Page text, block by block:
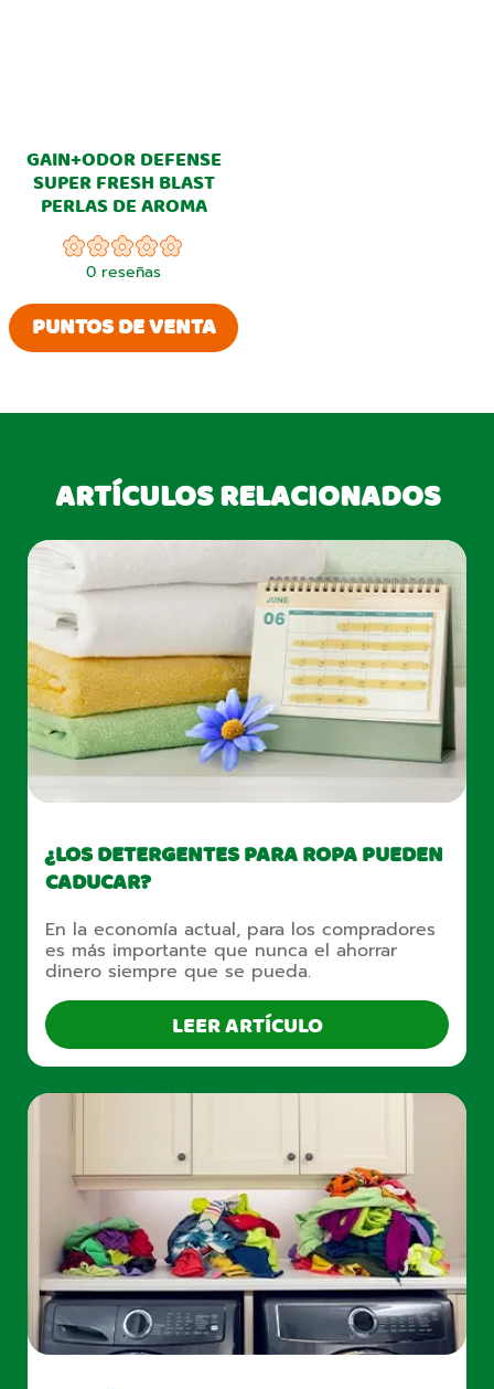
GAIN+ODOR DEFENSE
SUPER FRESH BLAST
PERLAS DE AROMA
0 reseñas
PUNTOS DE VENTA
ARTÍCULOS RELACIONADOS
¿LOS DETERGENTES PARA ROPA PUEDEN
CADUCAR?
En la economía actual, para los compradores
es más importante que nunca el ahorrar
dinero siempre que se pueda.
LEER ARTÍCULO